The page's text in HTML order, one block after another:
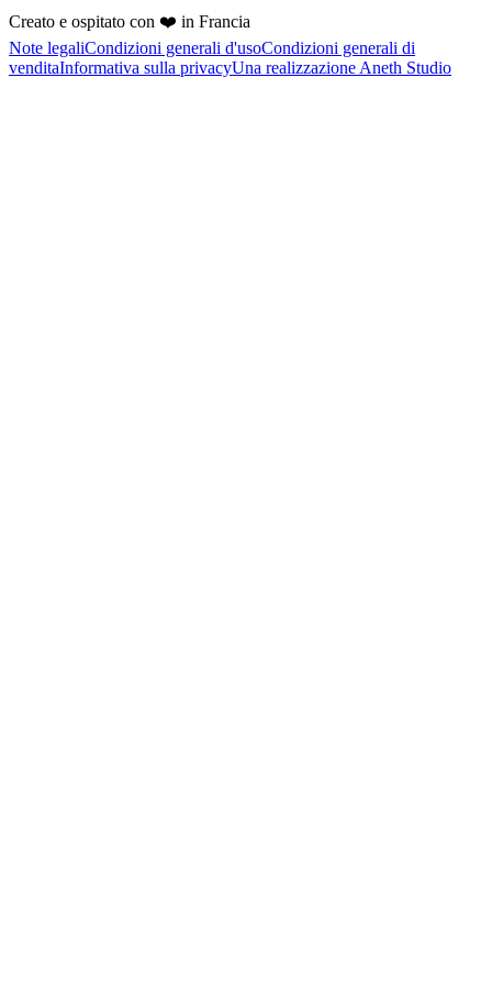
Creato e ospitato con ❤️ in Francia
Note legaliCondizioni generali d'usoCondizioni generali di
venditaInformativa sulla privacyUna realizzazione Aneth Studio